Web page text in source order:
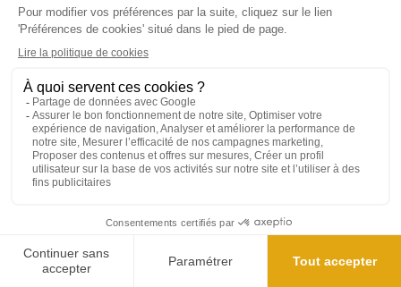
Parrainage
Découvrez notre offre de parrainage
Contactez nous
Par le formulaire de contact en ligne